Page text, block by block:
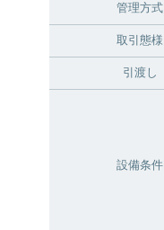
管理方式
取引態様
引渡し
設備条件